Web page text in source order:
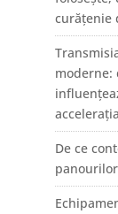
curățenie
moderne:
De ce